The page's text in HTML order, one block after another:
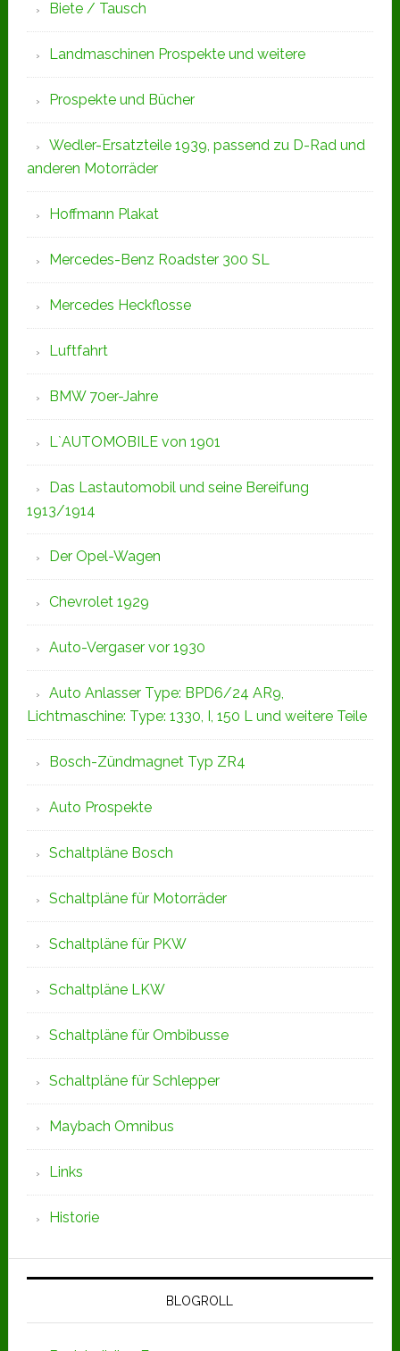
Biete / Tausch
Landmaschinen Prospekte und weitere
Prospekte und Bücher
Wedler-Ersatzteile 1939, passend zu D-Rad und
anderen Motorräder
Hoffmann Plakat
Mercedes-Benz Roadster 300 SL
Mercedes Heckflosse
Luftfahrt
BMW 70er-Jahre
L`AUTOMOBILE von 1901
Das Lastautomobil und seine Bereifung
1913/1914
Der Opel-Wagen
Chevrolet 1929
Auto-Vergaser vor 1930
Auto Anlasser Type: BPD6/24 AR9,
Lichtmaschine: Type: 1330, I, 150 L und weitere Teile
Bosch-Zündmagnet Typ ZR4
Auto Prospekte
Schaltpläne Bosch
Schaltpläne für Motorräder
Schaltpläne für PKW
Schaltpläne LKW
Schaltpläne für Ombibusse
Schaltpläne für Schlepper
Maybach Omnibus
Links
Historie
BLOGROLL